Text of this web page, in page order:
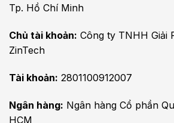
Tp. Hồ Chí Minh
Chủ tài khoản: Công ty TNHH Giải
ZinTech
Tài khoản: 2801100912007
Ngân hàng: Ngân hàng Cổ phần
HCM